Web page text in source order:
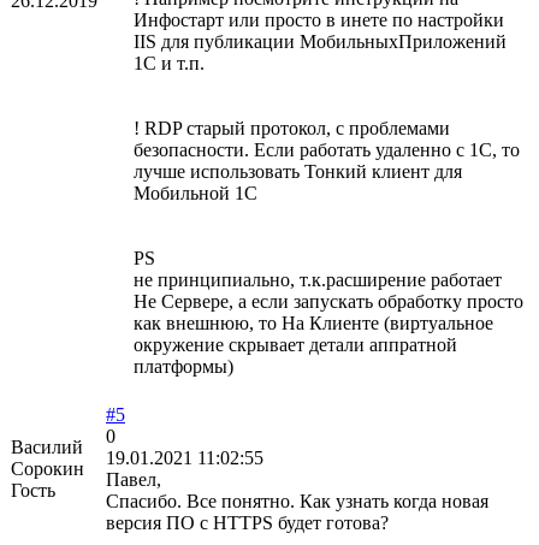
Инфостарт или просто в инете по настройки
IIS для публикации МобильныхПриложений
1С и т.п.
! RDP старый протокол, с проблемами
безопасности. Если работать удаленно с 1С, то
лучше использовать Тонкий клиент для
Мобильной 1С
PS
не принципиально, т.к.расширение работает
Не Сервере, а если запускать обработку просто
как внешнюю, то На Клиенте (виртуальное
окружение скрывает детали аппратной
платформы)
Василий
Сорокин
Гость
#5
0
19.01.2021 11:02:55
Павел,
Спасибо. Все понятно. Как узнать когда новая
версия ПО с HTTPS будет готова?